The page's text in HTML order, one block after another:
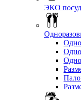
ЭКО